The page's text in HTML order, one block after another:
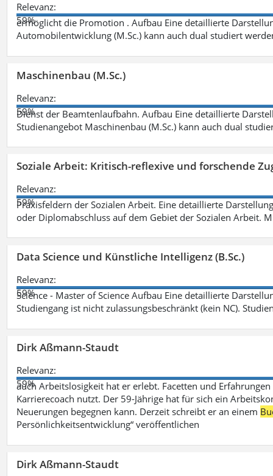
Relevanz:
59%
ermöglicht die Promotion . Aufbau Eine detaillierte
Automobilentwicklung (M.Sc.) kann auch dual studiert
Maschinenbau (M.Sc.)
Relevanz:
59%
Dienst der Beamtenlaufbahn. Aufbau Eine detaillierte
Studienangebot Maschinenbau (M.Sc.) kann auch dual
Soziale Arbeit: Kritisch-reflexive und forschende
Relevanz:
59%
Praxisfeldern der Sozialen Arbeit. Eine detaillierte
oder Diplomabschluss auf dem Gebiet der Sozialen Arbeit.
Data Science und Künstliche Intelligenz (B.Sc.)
Relevanz:
59%
Science - Master of Science Aufbau Eine detaillierte
Studiengang ist nicht zulassungsbeschränkt (kein NC).
Dirk Aßmann-Staudt
Relevanz:
59%
auch Arbeitslosigkeit hat er erlebt. Facetten und
Karrierecoach nutzt. Der 59-Jährige hat für sich ein
Neuerungen begegnen kann. Derzeit schreibt er an einem
Persönlichkeitsentwicklung“ veröffentlichen
Dirk Aßmann-Staudt